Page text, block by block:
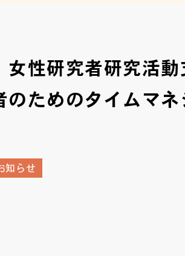
女性研究者研究活
のためのタイムマ
知らせ